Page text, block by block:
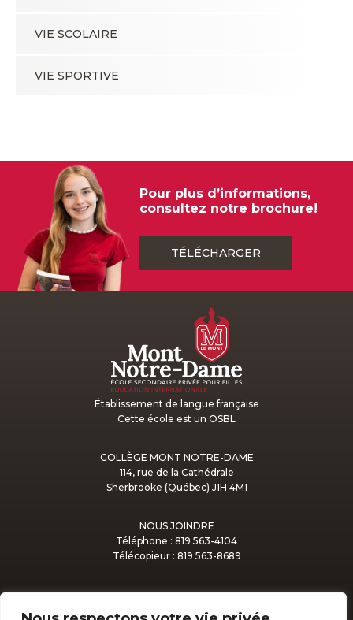
VIE SCOLAIRE
VIE SPORTIVE
Pour plus d’informations,
consultez notre brochure!
TÉLÉCHARGER
Établissement de langue française
Cette école est un OSBL
COLLÈGE MONT NOTRE-DAME
114, rue de la Cathédrale
Sherbrooke (Québec) J1H 4M1
NOUS JOINDRE
Téléphone : 819 563-4104
Télécopieur : 819 563-8689